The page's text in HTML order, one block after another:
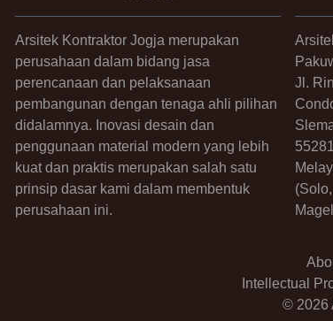
Arsitek Kontraktor Jogja merupakan
perusahaan dalam bidang jasa
perencanaan dan pelaksanaan
pembangunan dengan tenaga ahli pilihan
didalamnya. Inovasi desain dan
penggunaan material modern yang lebih
kuat dan praktis merupakan salah satu
prinsip dasar kami dalam membentuk
perusahaan ini.
Jl.
55281
Intellectual
© 2026